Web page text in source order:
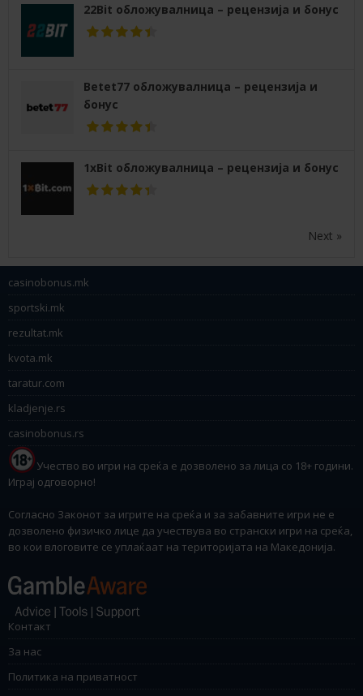
22Bit обложувалница – рецензија и бонус
Betet77 обложувалница – рецензија и
бонус
1xBit обложувалница – рецензија и бонус
Next »
casinobonus.mk
sportski.mk
rezultat.mk
kvota.mk
taratur.com
kladjenje.rs
casinobonus.rs
Учество во игри на среќа е дозволено за лица со 18+ години.
Играј одговорно!
Согласно Законот за игрите на среќа и за забавните игри не е
дозволено физичко лице да учествува во странски игри на среќа,
во кои влоговите се уплаќаат на територијата на Македонија.
Контакт
За нас
Политика на приватност